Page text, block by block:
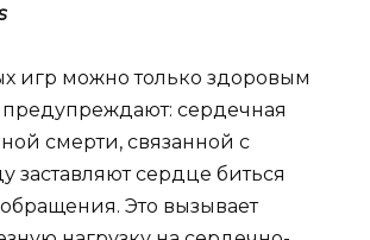
игр можно только здоровым
предупреждают: сердечная
смерти, связанной с
сердце биться
Это вызывает